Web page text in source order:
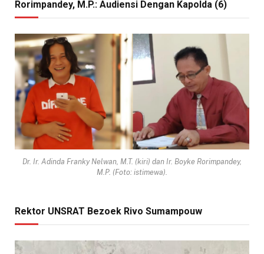
Rorimpandey, M.P.: Audiensi Dengan Kapolda (6)
Dr. Ir. Adinda Franky Nelwan, M.T. (kiri) dan Ir. Boyke Rorimpandey,
M.P. (Foto: istimewa).
Rektor UNSRAT Bezoek Rivo Sumampouw